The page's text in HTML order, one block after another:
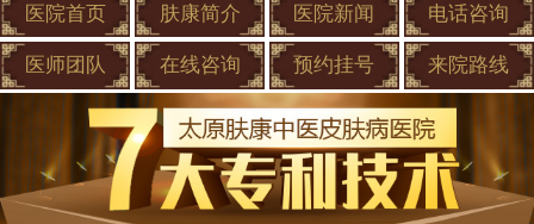
医院首页 肤康简介 医院新闻 电话咨询
医师团队 在线咨询 预约挂号 来院路线